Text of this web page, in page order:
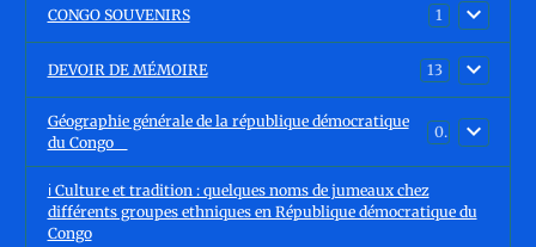
CONGO SOUVENIRS 1
DEVOIR DE MÉMOIRE 13
Géographie générale de la république démocratique
du Congo
0
ℹ️ Culture et tradition : quelques noms de jumeaux chez
différents groupes ethniques en République démocratique du
Congo